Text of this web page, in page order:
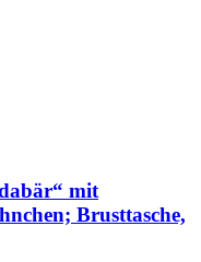
mit
Brusttasche,